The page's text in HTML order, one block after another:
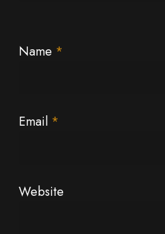
Name *
Email *
Website